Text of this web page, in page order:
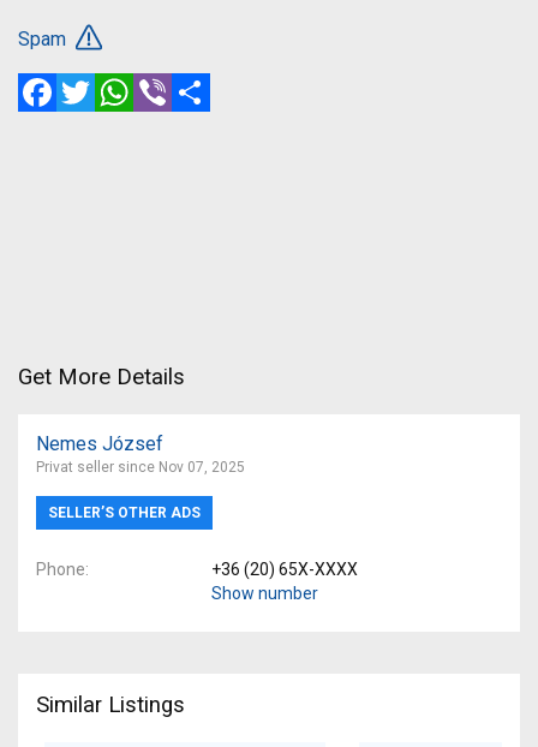
Spam
FacebookTwitterWhatsApp
Viber
Get More Details
Nemes József
Privat seller since Nov 07, 2025
SELLER’S OTHER ADS
Phone
+36 (20) 65X-XXXX
Show number
Similar Listings